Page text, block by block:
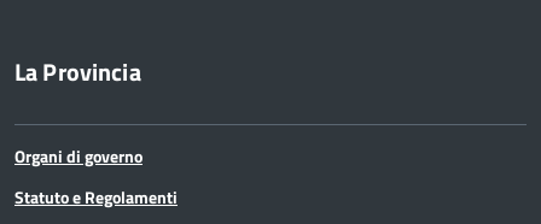
La Provincia
Organi di governo
Statuto e Regolamenti